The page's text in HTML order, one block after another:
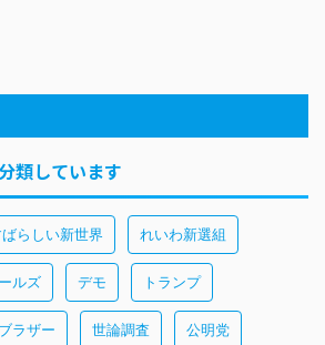
類しています
らしい新世界 れいわ新選組
ルズ デモ トランプ
ラザー 世論調査 公明党